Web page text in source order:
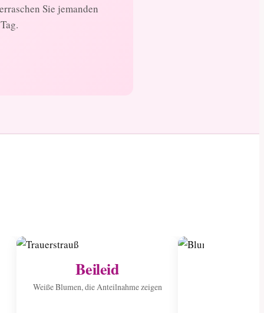
Sie jemanden
Beileid
Weiße Blumen, die Anteilnahme zeigen